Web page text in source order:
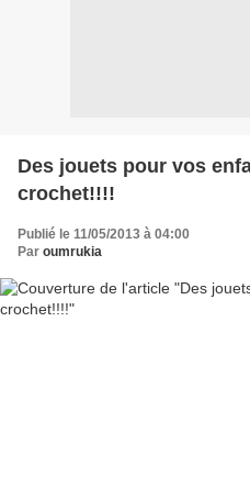
Des jouets pour vos
crochet!!!!
Publié le 11/05/2013 à 04:00
Par oumrukia